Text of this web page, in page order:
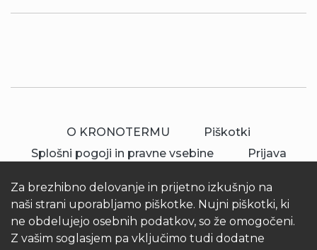
Za brezhibno delovanje in prijetno izkušnjo na
naši strani uporabljamo piškotke. Nujni piškotki, ki
ne obdelujejo osebnih podatkov, so že omogočeni.
Z vašim soglasjem pa vključimo tudi dodatne
O KRONOTERMU
Piškotki
Splošni pogoji in pravne vsebine
Prijava